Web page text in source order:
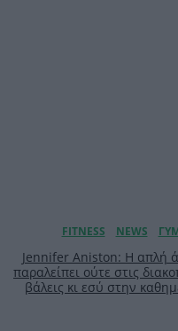
Jennifer Aniston: Η απλή
παραλείπει ούτε στις
βάλεις κι εσύ στην